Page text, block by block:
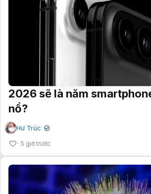
2026 sẽ là năm
nổ?
Hư Trúc ✔
5 giờ trước